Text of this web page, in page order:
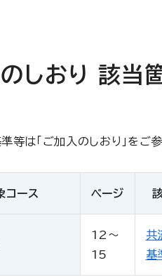
しおり 該当
等は「ご加入のしおり」をご参
コース ページ
12～
15
共
基